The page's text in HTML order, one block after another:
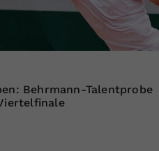
Behrmann-Talentprobe